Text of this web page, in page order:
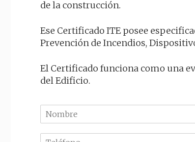
de la construcción.
Ese Certificado ITE posee
Prevención de Incendios,
El Certificado funciona como una
del Edificio.
N
o
m